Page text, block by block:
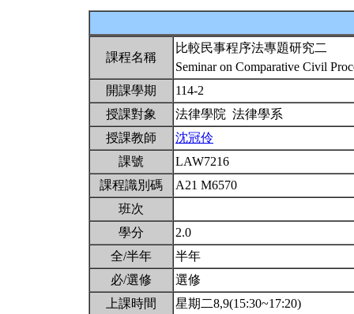
課程名稱
比較民事程序法專題研究二
Seminar on Comparative Civil
開課學期
114-2
授課對象
法律學院 法律學系
授課教師
沈冠伶
課號
LAW7216
課程識別碼
A21 M6570
班次
學分
2.0
全/半年
半年
必/選修
選修
上課時間
星期二8,9(15:30~17:20)